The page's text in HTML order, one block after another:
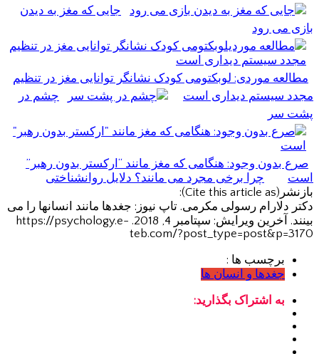
جایی که مغز به دیدن
بازی می رود
مطالعه موردی: لوبکتومی کودک نشانگر توانایی مغز در تنظیم
مجدد سیستم دیداری است
چشم در
پشت سر
صرع بدون وجود: هنگامی که مغز مانند “ارکستر بدون رهبر”
است
چرا برخی مجرد می مانند؟ دلایل روانشناختی
بازنشر(Cite this article as):
دکتر دلارام رسولی مکرمی. تاپ نیوز: جغدها مانند انسانها را می
بینند. آخرین ویرایش: سپتامبر 4, 2018. https://psychology.e-
teb.com/?post_type=post&p=3170
برچسب ها :
جغدها و انسان ها
به اشتراک بگذارید: